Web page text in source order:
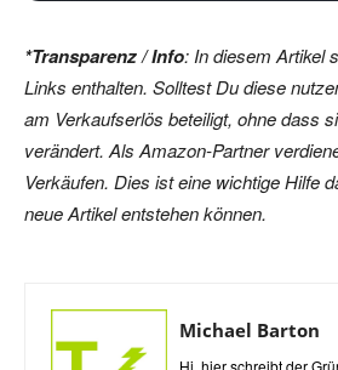
*Transparenz / Info: In diesem Artikel
Links enthalten. Solltest Du diese
am Verkaufserlös beteiligt, ohne dass
verändert. Als Amazon-Partner
Verkäufen. Dies ist eine wichtige Hilfe
neue Artikel entstehen können.
Michael Barton
Hi, hier schreibt der